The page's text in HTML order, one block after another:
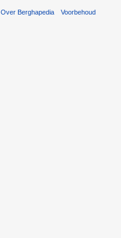
Over Berghapedia Voorbehoud